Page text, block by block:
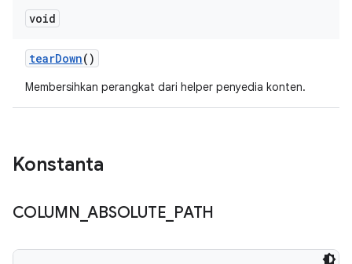
void
tearDown()
Membersihkan perangkat dari helper penyedia konten.
Konstanta
COLUMN _ABSOLUTE PATH